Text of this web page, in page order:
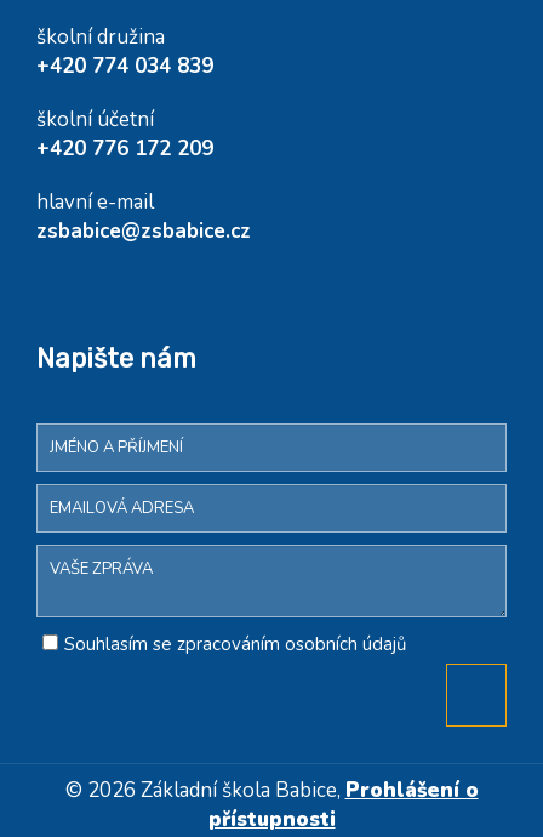
školní družina
+420 774 034 839
školní účetní
+420 776 172 209
hlavní e-mail
zsbabice@zsbabice.cz
Napište nám
Souhlasím se zpracováním osobních údajů
© 2026 Základní škola Babice, Prohlášení o
přístupnosti